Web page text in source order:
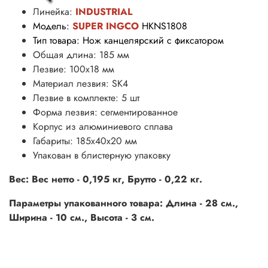
Линейка: INDUSTRIAL
Модель: SUPER INGCO HKNS1808
Тип товара: Нож канцелярский с фиксатором
Общая длина: 185 мм
Лезвие: 100x18 мм
Материал лезвия: SK4
Лезвие в комплекте: 5 шт
Форма лезвия: сегментированное
Корпус из алюминиевого сплава
Габариты: 185х40х20 мм
Упакован в блистерную упаковку
Вес: Вес нетто - 0,195 кг, Брутто - 0,22 кг.
Параметры упакованного товара: Длина - 28 см.,
Ширина - 10 см., Высота - 3 см.